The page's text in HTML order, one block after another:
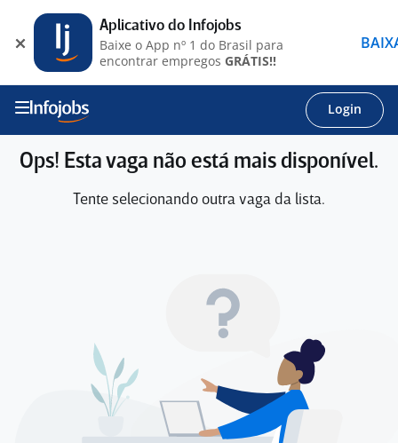
Login
Ops! Esta vaga não está mais disponível.
Tente selecionando outra vaga da lista.
Aplicativo do Infojobs
Baixe o App nº 1 do Brasil para
encontrar empregos GRÁTIS!!